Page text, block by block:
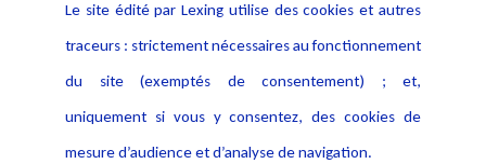
Alerte professionnelle
Déclaration d'accessibilité
Notice Légale
Politique de protection des
données
Publications
Le site édité par Lexing utilise des cookies et autres
traceurs : strictement nécessaires au fonctionnement
du site (exemptés de consentement) ; et,
uniquement si vous y consentez, des cookies de
mesure d’audience et d’analyse de navigation.